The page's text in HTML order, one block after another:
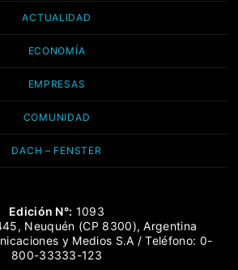
ACTUALIDAD
ECONOMÍA
EMPRESAS
COMUNIDAD
DACH – FENSTER
Edición N°: 1093
Neuquén (CP 8300), Argentina
y Medios S.A / Teléfono: 0-
800-33333-123